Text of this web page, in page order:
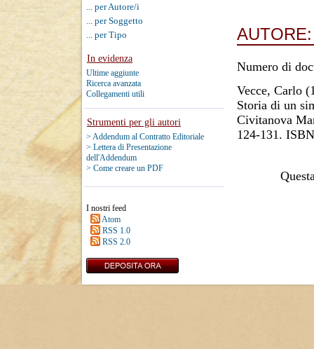
... per Autore/i
... per Soggetto
... per Tipo
In evidenza
Ultime aggiunte
Ricerca avanzata
Collegamenti utili
Strumenti per gli autori
> Addendum al Contratto Editoriale
> Lettera di Presentazione
dell'Addendum
> Come creare un PDF
I nostri feed
Atom
RSS 1.0
RSS 2.0
Numero di
Vecce, Carlo
Storia di un
Civitanova
124-131.